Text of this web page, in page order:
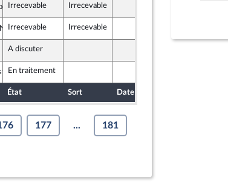
- Nouveau Front Populaire
Irrecevable Irrecevable
- Nouveau Front Populaire
Irrecevable Irrecevable
A discuter
Dalloz
En traitement
État Sort Date d'examen
177 ... 181